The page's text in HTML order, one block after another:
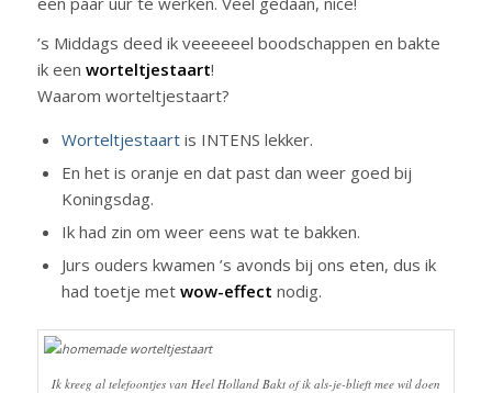
’s Middags deed ik veeeeeel boodschappen en bakte
ik een worteltjestaart!
Waarom worteltjestaart?
Worteltjestaartis INTENS lekker.
En het is oranje en dat past dan weer goed bij
Koningsdag.
Ik had zin om weer eens wat te bakken.
Jurs ouders kwamen ’s avonds bij ons eten, dus ik
had toetje metwow-effect nodig.
Ik kreeg al telefoontjes van Heel Holland Bakt of ik als-je-blieft mee wil doen